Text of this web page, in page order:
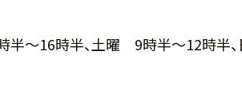
～16時半、土曜 9時半～12時半、